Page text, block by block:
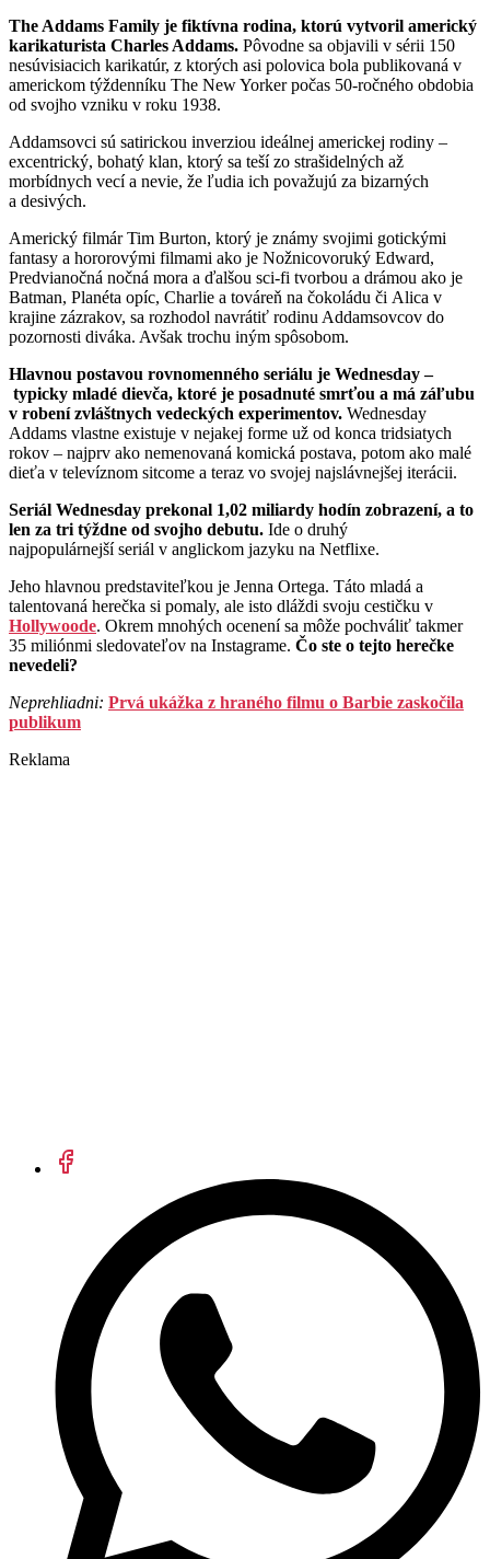
The Addams Family je fiktívna rodina, ktorú vytvoril americký
karikaturista Charles Addams. Pôvodne sa objavili v sérii 150
nesúvisiacich karikatúr, z ktorých asi polovica bola publikovaná v
americkom týždenníku The New Yorker počas 50-ročného obdobia
od svojho vzniku v roku 1938.
Addamsovci sú satirickou inverziou ideálnej americkej rodiny –
excentrický, bohatý klan, ktorý sa teší zo strašidelných až
morbídnych vecí a nevie, že ľudia ich považujú za bizarných
a desivých.
Americký filmár Tim Burton, ktorý je známy svojimi gotickými
fantasy a hororovými filmami ako je Nožnicovoruký Edward,
Predvianočná nočná mora a ďalšou sci-fi tvorbou a drámou ako je
Batman, Planéta opíc, Charlie a továreň na čokoládu či Alica v
krajine zázrakov, sa rozhodol navrátiť rodinu Addamsovcov do
pozornosti diváka. Avšak trochu iným spôsobom.
Hlavnou postavou rovnomenného seriálu je Wednesday –
typicky mladé dievča, ktoré je posadnuté smrťou a má záľubu
v robení zvláštnych vedeckých experimentov. Wednesday
Addams vlastne existuje v nejakej forme už od konca tridsiatych
rokov – najprv ako nemenovaná komická postava, potom ako malé
dieťa v televíznom sitcome a teraz vo svojej najslávnejšej iterácii.
Seriál Wednesday prekonal 1,02 miliardy hodín zobrazení, a to
len za tri týždne od svojho debutu. Ide o druhý
najpopulárnejší seriál v anglickom jazyku na Netflixe.
Jeho hlavnou predstaviteľkou je Jenna Ortega. Táto mladá a
talentovaná herečka si pomaly, ale isto dláždi svoju cestičku v
Hollywoode. Okrem mnohých ocenení sa môže pochváliť takmer
35 miliónmi sledovateľov na Instagrame. Čo ste o tejto herečke
nevedeli?
Neprehliadni: Prvá ukážka z hraného filmu o Barbie zaskočila
publikum
Reklama